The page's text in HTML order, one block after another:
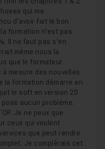
qui me
d'avoir fait le bon
formation n'est pas
Il ne faut pas s'en
même nous la
que le formateur
mesure des nouvelles
la formation démarre en
le soft en version 20
aucun problème.
Je ne peux que
ceux qui veulent
que peut rendre
Je complérais cet